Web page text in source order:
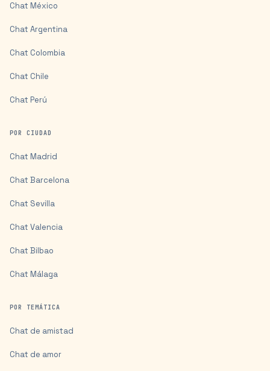
Chat México
Chat Argentina
Chat Colombia
Chat Chile
Chat Perú
POR CIUDAD
Chat Madrid
Chat Barcelona
Chat Sevilla
Chat Valencia
Chat Bilbao
Chat Málaga
POR TEMÁTICA
Chat de amistad
Chat de amor